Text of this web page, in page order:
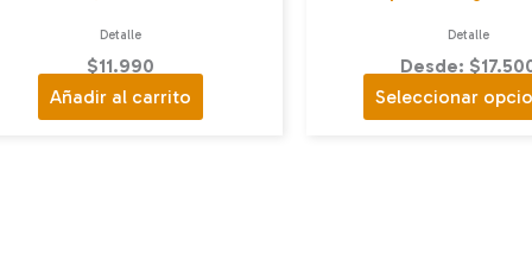
Detalle
$11.990
Añadir al carrito
Detalle
Desde:
Seleccionar